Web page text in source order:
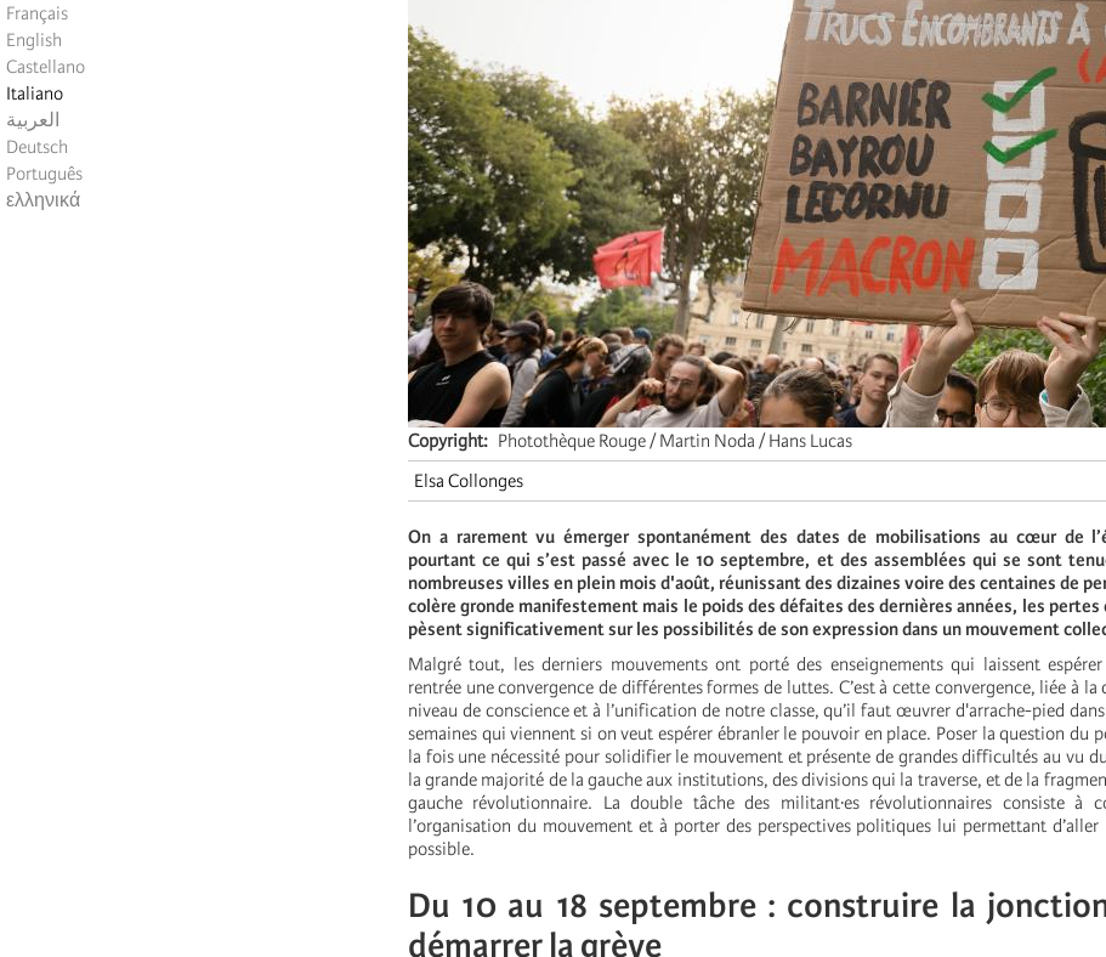
Français
English
Castellano
Italiano
العربية
Deutsch
Português
ελληνικά
Copyright
Photothèque Rouge / Martin Noda / Hans Lucas
Elsa Collonges
On a rarement vu émerger spontanément des dates de mobilisations au cœur de
pourtant ce qui s’est passé avec le 10 septembre, et des assemblées qui se sont
nombreuses villes en plein mois d'août, réunissant des dizaines voire des centaines de
colère gronde manifestement mais le poids des défaites des dernières années, les pertes
pèsent significativement sur les possibilités de son expression dans un mouvement
Malgré tout, les derniers mouvements ont porté des enseignements qui laissent
rentrée une convergence de différentes formes de luttes. C’est à cette convergence, liée à la
niveau de conscience et à l’unification de notre classe, qu’il faut œuvrer d'arrache-pied
semaines qui viennent si on veut espérer ébranler le pouvoir en place. Poser la question du
la fois une nécessité pour solidifier le mouvement et présente de grandes difficultés au vu
la grande majorité de la gauche aux institutions, des divisions qui la traverse, et de la
gauche révolutionnaire. La double tâche des militant·es révolutionnaires consiste à
l’organisation du mouvement et à porter des perspectives politiques lui permettant
possible.
Du 10 au 18 septembre : construire la
démarrer la grève